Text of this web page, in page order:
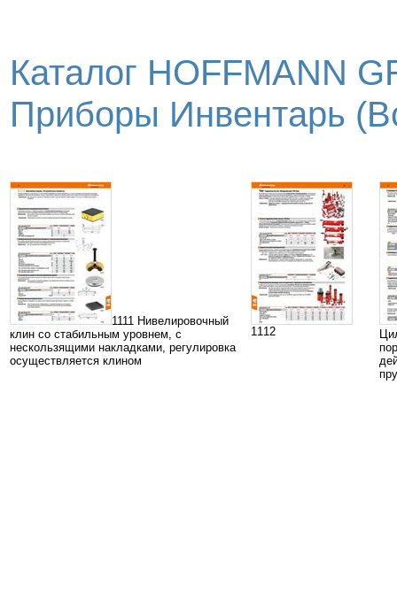
Каталог HOFFMANN
Приборы Инвентарь
1111 Нивелировочный
клин со стабильным уровнем, с
нескользящими накладками, регулировка
осуществляется клином
1112